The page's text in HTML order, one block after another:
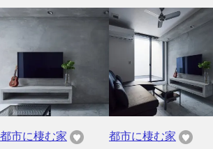
都市に棲む家 都市に棲む家